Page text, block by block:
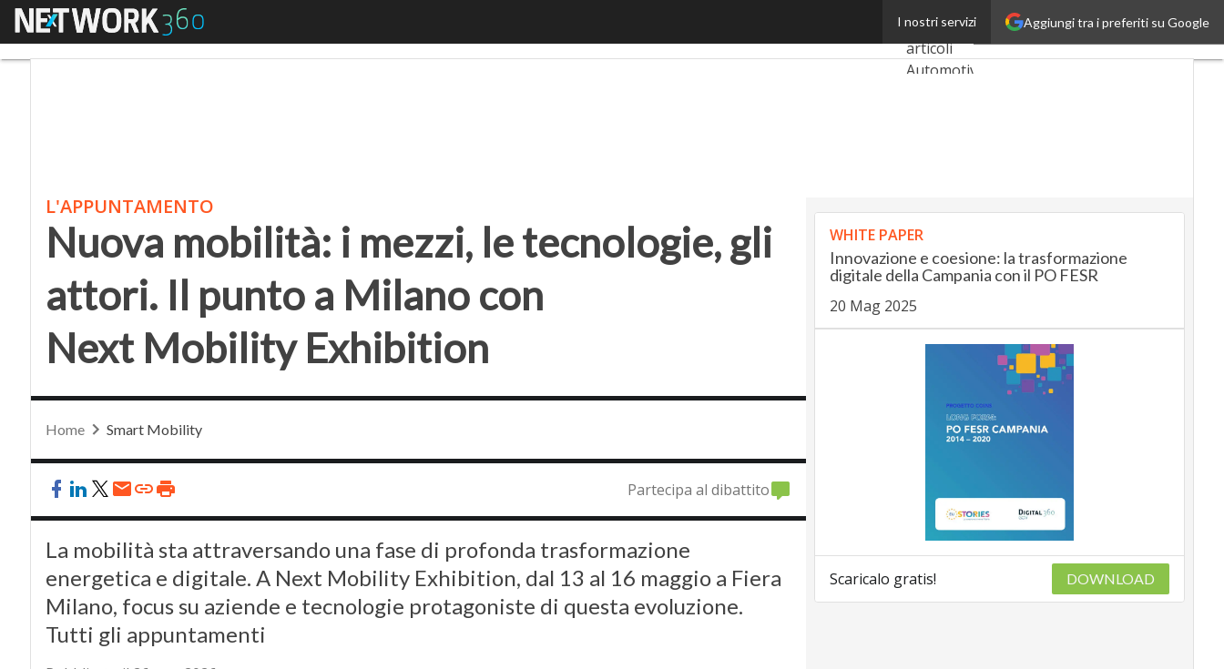
Aggiungi tra i preferiti su Google
I nostri servizi
Menu Nuova mobilità: i mezzi, le tecnologie, gli attori. Il punto a Milano con Next Mobility ExhibitionUltimi
articoli
AutomotiveUp
SmartMobilityUp
Proptech
Startup
L'APPUNTAMENTO
Nuova mobilità: i mezzi, le tecnologie, gli
attori. Il punto a Milano con
Next Mobility Exhibition
Home Smart Mobility
Partecipa al dibattito
La mobilità sta attraversando una fase di profonda trasformazione
energetica e digitale. A Next Mobility Exhibition, dal 13 al 16 maggio a Fiera
Milano, focus su aziende e tecnologie protagoniste di questa evoluzione.
Tutti gli appuntamenti
WHITE PAPER
Innovazione e coesione: la trasformazione
digitale della Campania con il PO FESR
20 Mag 2025
Scaricalo gratis! DOWNLOAD